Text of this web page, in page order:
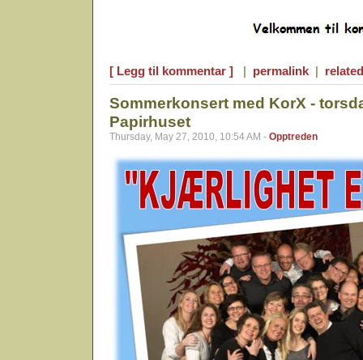
[ Legg til kommentar ] | permalink |
Sommerkonsert med KorX -
Papirhuset
Thursday, May 27, 2010, 10:54 AM - Opptreden